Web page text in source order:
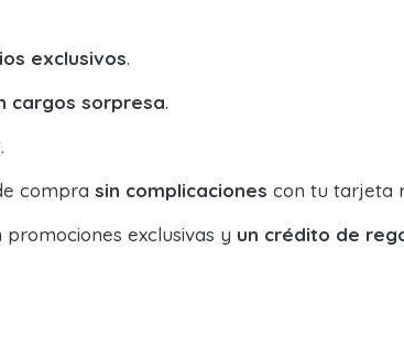
exclusivos.
cargos sorpresa.
compra sin complicaciones con tu tarjeta
exclusivas y un crédito de